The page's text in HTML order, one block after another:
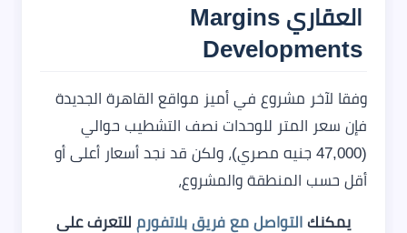
العقاري Margins
Developments
وفقا لآخر مشروع في أميز مواقع القاهرة الجديدة
فإن سعر المتر للوحدات نصف التشطيب حوالي
(47,000 جنيه مصري)، ولكن قد نجد أسعار أعلى أو
أقل حسب المنطقة والمشروع،
يمكنك التواصل مع فريق بلاتفورم للتعرف على